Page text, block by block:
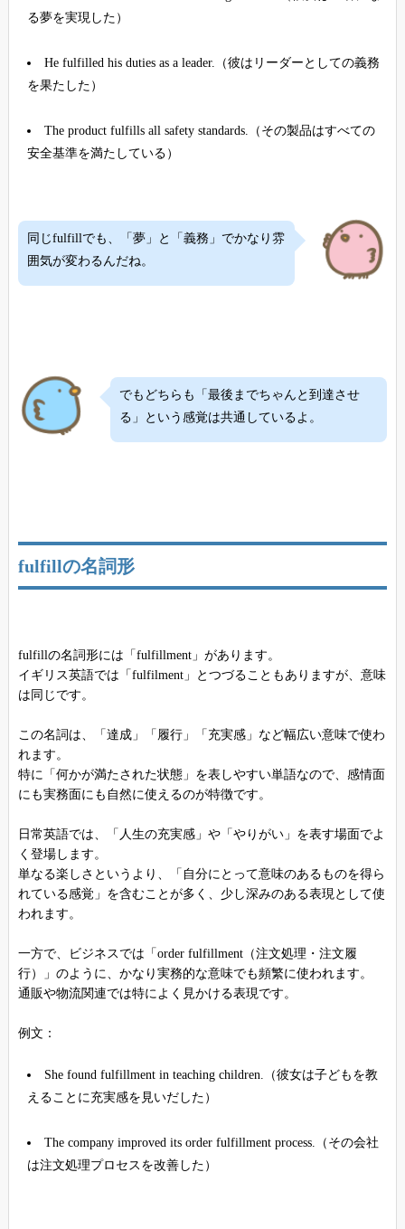
る夢を実現した）
He fulfilled his duties as a leader.（彼はリーダーとしての義務
を果たした）
The product fulfills all safety standards.（その製品はすべての
安全基準を満たしている）
同じfulfillでも、「夢」と「義務」でかなり雰
囲気が変わるんだね。
でもどちらも「最後までちゃんと到達させ
る」という感覚は共通しているよ。
fulfillの名詞形
fulfillの名詞形には「fulfillment」があります。
イギリス英語では「fulfilment」とつづることもありますが、意味
は同じです。
この名詞は、「達成」「履行」「充実感」など幅広い意味で使わ
れます。
特に「何かが満たされた状態」を表しやすい単語なので、感情面
にも実務面にも自然に使えるのが特徴です。
日常英語では、「人生の充実感」や「やりがい」を表す場面でよ
く登場します。
単なる楽しさというより、「自分にとって意味のあるものを得ら
れている感覚」を含むことが多く、少し深みのある表現として使
われます。
一方で、ビジネスでは「order fulfillment（注文処理・注文履
行）」のように、かなり実務的な意味でも頻繁に使われます。
通販や物流関連では特によく見かける表現です。
例文：
She found fulfillment in teaching children.（彼女は子どもを教
えることに充実感を見いだした）
The company improved its order fulfillment process.（その会社
は注文処理プロセスを改善した）